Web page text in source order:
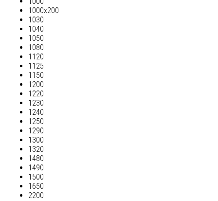
1000х200
1030
1040
1050
1080
1120
1125
1150
1200
1220
1230
1240
1250
1290
1300
1320
1480
1490
1500
1650
2200